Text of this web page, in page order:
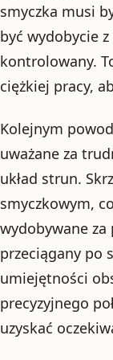
smyczka musi
być wydobycie
kontrolowany.
ciężkiej pracy,
Kolejnym
uważane za
układ strun.
smyczkowym,
wydobywane
przeciągany po
umiejętności
precyzyjnego
uzyskać